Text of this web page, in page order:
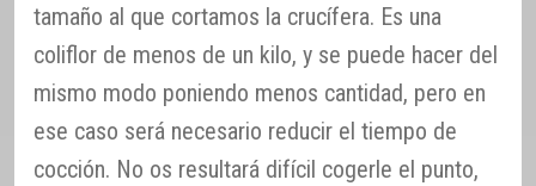
tamaño al que cortamos la crucífera. Es una
coliflor de menos de un kilo, y se puede hacer del
mismo modo poniendo menos cantidad, pero en
ese caso será necesario reducir el tiempo de
cocción. No os resultará difícil cogerle el punto,